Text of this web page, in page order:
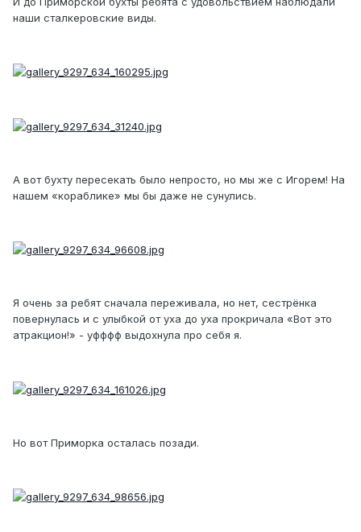
наши сталкеровские виды.
А вот бухту пересекать было непросто, но мы же с Игорем! На
нашем «кораблике» мы бы даже не сунулись.
Я очень за ребят сначала переживала, но нет, сестрёнка
повернулась и с улыбкой от уха до уха прокричала «Вот это
атракцион!» - уфффф выдохнула про себя я.
Но вот Приморка осталась позади.